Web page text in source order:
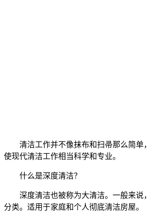
清洁工作并不像抹布和扫帚那么简
使现代清洁工作相当科学和专业。
什么是深度清洁？
深度清洁也被称为大清洁。一般来
分类。适用于家庭和个人彻底清洁房屋。